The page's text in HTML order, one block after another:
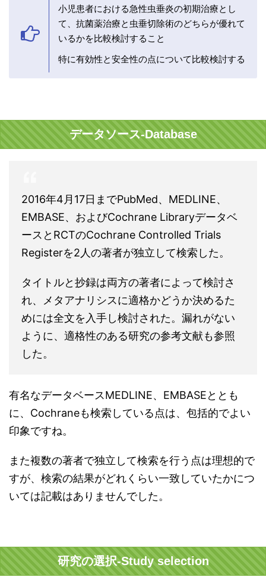
小児患者における急性虫垂炎の初期治療とし
て、抗菌薬治療と虫垂切除術のどちらが優れて
いるかを比較検討すること
特に有効性と安全性の点について比較検討する
データソース-Database
2016年4月17日までPubMed、MEDLINE、
EMBASE、およびCochrane Libraryデータベ
ースとRCTのCochrane Controlled Trials
Registerを2人の著者が独立して検索した。
タイトルと抄録は両方の著者によって検討さ
れ、メタアナリシスに適格かどうか決めるた
めには全文を入手し検討された。漏れがない
ように、適格性のある研究の参考文献も参照
した。
有名なデータベースMEDLINE、EMBASEととも
に、Cochraneも検索している点は、包括的でよい
印象ですね。
また複数の著者で独立して検索を行う点は理想的で
すが、検索の結果がどれくらい一致していたかにつ
いては記載はありませんでした。
研究の選択-Study selection